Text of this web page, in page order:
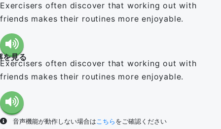
Exercisers often discover that working out with
friends makes their routines more enjoyable.
を見る
Exercisers often discover that working out with
friends makes their routines more enjoyable.
音声機能が動作しない場合はこちら をご確認ください